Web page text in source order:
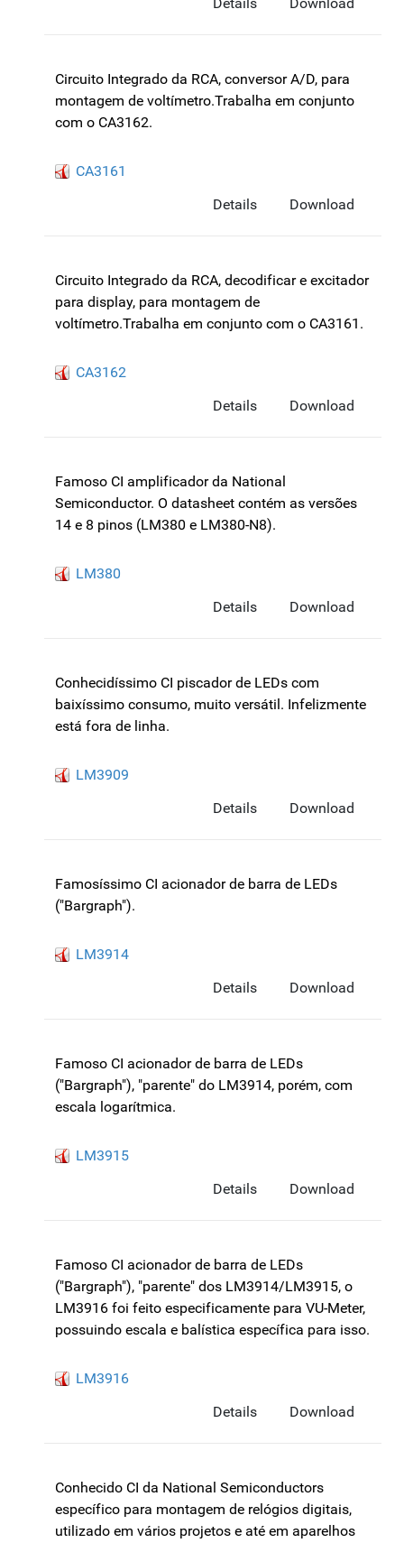
Circuito Integrado da RCA, conversor A/D, para
montagem de voltímetro.Trabalha em conjunto
com o CA3162.
CA3161
Download
Details
Circuito Integrado da RCA, decodificar e excitador
para display, para montagem de
voltímetro.Trabalha em conjunto com o CA3161.
CA3162
Download
Details
Famoso CI amplificador da National
Semiconductor. O datasheet contém as versões
14 e 8 pinos (LM380 e LM380-N8).
LM380
Download
Details
Conhecidíssimo CI piscador de LEDs com
baixíssimo consumo, muito versátil. Infelizmente
está fora de linha.
LM3909
Download
Details
Famosíssimo CI acionador de barra de LEDs
("Bargraph").
LM3914
Download
Details
Famoso CI acionador de barra de LEDs
("Bargraph"), "parente" do LM3914, porém, com
escala logarítmica.
LM3915
Download
Details
Famoso CI acionador de barra de LEDs
("Bargraph"), "parente" dos LM3914/LM3915, o
LM3916 foi feito especificamente para VU-Meter,
possuindo escala e balística específica para isso.
LM3916
Download
Details
Conhecido CI da National Semiconductors
específico para montagem de relógios digitais,
utilizado em vários projetos e até em aparelhos